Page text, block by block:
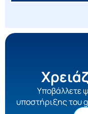
Yποβάλλετε
υποστήριξης του